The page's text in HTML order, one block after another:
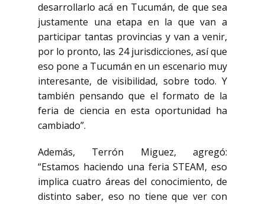
desarrollarlo acá en Tucumán, de que sea
justamente una etapa en la que van a
participar tantas provincias y van a venir,
por lo pronto, las 24 jurisdicciones, así que
eso pone a Tucumán en un escenario muy
interesante, de visibilidad, sobre todo. Y
también pensando que el formato de la
feria de ciencia en esta oportunidad ha
cambiado”.
Además, Terrón Miguez, agregó:
“Estamos haciendo una feria STEAM, eso
implica cuatro áreas del conocimiento, de
distinto saber, eso no tiene que ver con